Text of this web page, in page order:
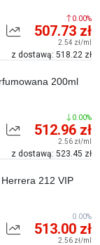
507.73 zł
2.54 zł/ml
z dostawą: 518.22 zł
0.00%
200ml
512.96 zł
2.56 zł/ml
z dostawą: 523.45 zł
0.00%
212 VIP
513.00 zł
2.56 zł/ml
0.00%